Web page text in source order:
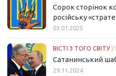
Сорок сторінок
російську
03.01.2025
ВІСТІ З ТОГО СВІТУ /
Сатанинський
29.11.2024